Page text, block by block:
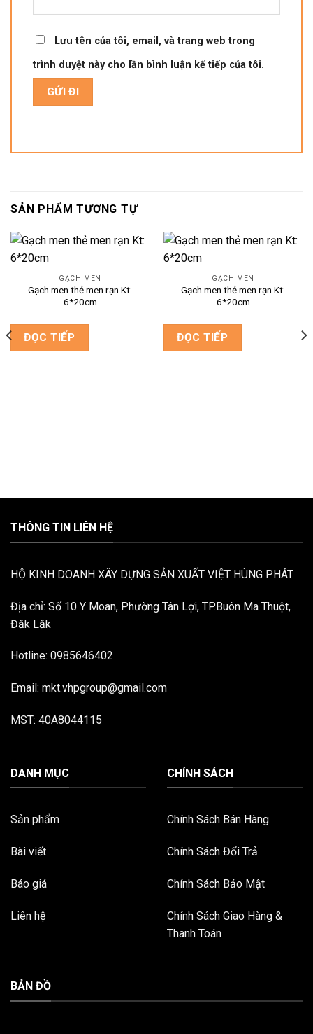
Lưu tên của tôi, email, và trang web trong
trình duyệt này cho lần bình luận kế tiếp của tôi.
SẢN PHẨM TƯƠNG TỰ
GẠCH MEN
Gạch men thẻ men rạn Kt:
6*20cm
ĐỌC TIẾP
GẠCH MEN
Gạch men thẻ men rạn Kt:
6*20cm
ĐỌC TIẾP
THÔNG TIN LIÊN HỆ
HỘ KINH DOANH XÂY DỰNG SẢN XUẤT VIỆT HÙNG PHÁT
Địa chỉ: Số 10 Y Moan, Phường Tân Lợi, TP.Buôn Ma Thuột,
Đăk Lăk
Hotline: 0985646402
Email: mkt.vhpgroup@gmail.com
MST: 40A8044115
DANH MỤC
Sản phẩm
Bài viết
Báo giá
Liên hệ
CHÍNH SÁCH
Chính Sách Bán Hàng
Chính Sách Đổi Trả
Chính Sách Bảo Mật
Chính Sách Giao Hàng &
Thanh Toán
BẢN ĐỒ